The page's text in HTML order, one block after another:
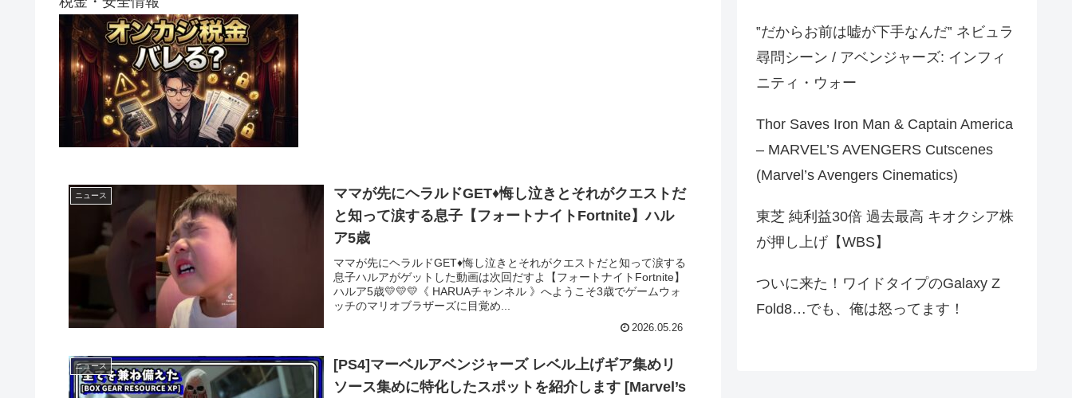
ニュース
ママが先にヘラルドGET♦️悔し泣きとそれがクエストだ
と知って涙する息子【フォートナイトFortnite】ハル
ア5歳
ママが先にヘラルドGET♦️悔し泣きとそれがクエストだと知って涙する
息子ハルアがゲットした動画は次回だすよ【フォートナイトFortnite】
ハルア5歳💛💛💛《 HARUAチャンネル 》へようこそ3歳でゲームウォ
ッチのマリオブラザーズに目覚め...
2026.05.26
ニュース
[PS4]マーベルアベンジャーズ レベル上げギア集めリ
ソース集めに特化したスポットを紹介します [Marvel’s
‟だからお前は嘘が下手なんだ‟ ネビュラ
尋問シーン / アベンジャーズ: インフィ
ニティ・ウォー
Thor Saves Iron Man & Captain America
– MARVEL’S AVENGERS Cutscenes
(Marvel’s Avengers Cinematics)
東芝 純利益30倍 過去最高 キオクシア株
が押し上げ【WBS】
ついに来た！ワイドタイプのGalaxy Z
Fold8…でも、俺は怒ってます！